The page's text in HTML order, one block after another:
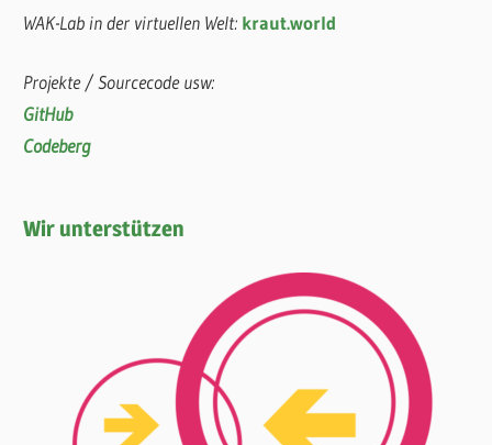
WAK-Lab in der virtuellen Welt: kraut.world
Projekte / Sourcecode usw:
GitHub
Codeberg
Wir unterstützen